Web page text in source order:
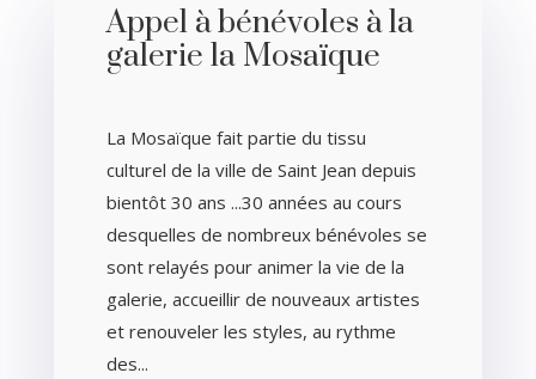
Appel à bénévoles à la
galerie la Mosaïque
La Mosaïque fait partie du tissu
culturel de la ville de Saint Jean depuis
bientôt 30 ans ...30 années au cours
desquelles de nombreux bénévoles se
sont relayés pour animer la vie de la
galerie, accueillir de nouveaux artistes
et renouveler les styles, au rythme
des...